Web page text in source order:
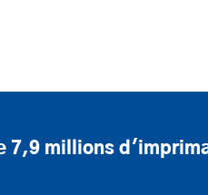
7,9 millions